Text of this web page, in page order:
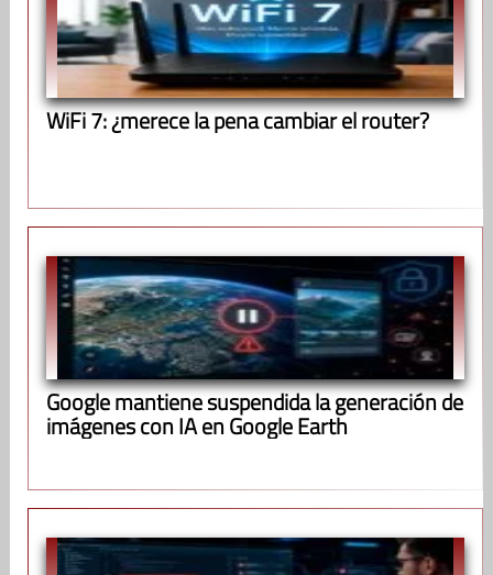
WiFi 7: ¿merece la pena cambiar el router?
Google mantiene suspendida la generación de
imágenes con IA en Google Earth